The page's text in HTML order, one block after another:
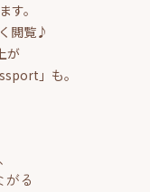
す。
閲覧♪
が
」も。
る